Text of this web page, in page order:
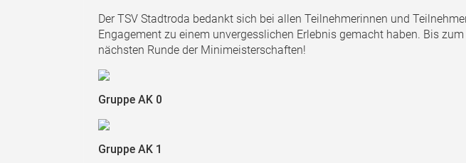
Der TSV Stadtroda bedankt sich bei allen Teilnehmerinnen und
Engagement zu einem unvergesslichen Erlebnis gemacht haben. Bis
nächsten Runde der Minimeisterschaften!
Gruppe AK 0
Gruppe AK 1